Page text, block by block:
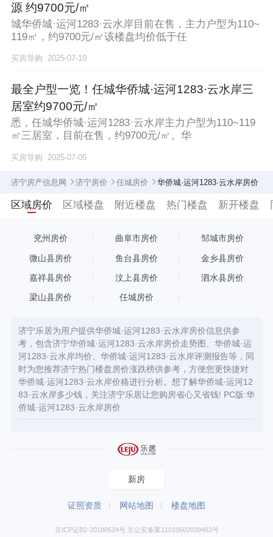
源 约9700元/㎡
城华侨城·运河1283·云水岸目前在售，主力户型为110~
119㎡，约9700元/㎡该楼盘均价低于任
买房导购 2025-07-10
最全户型一览！任城华侨城·运河1283·云水岸三
居室约9700元/㎡
悉，任城华侨城·运河1283·云水岸主力户型为110~119
㎡三居室，目前在售，约9700元/㎡。华
买房导购 2025-07-05
济宁房产信息网 济宁房价 任城房价 华侨城·运河1283·云水岸房价
区域房价 区域楼盘 附近楼盘 热门楼盘 新开楼盘
兖州房价 曲阜市房价 邹城市房价
微山县房价 鱼台县房价 金乡县房价
嘉祥县房价 汶上县房价 泗水县房价
梁山县房价 任城房价
济宁乐居为用户提供华侨城·运河1283·云水岸房价信息供参
考，包含济宁华侨城·运河1283·云水岸房价走势图、华侨城·运
河1283·云水岸均价、华侨城·运河1283·云水岸评测报告等，同
时为您推荐济宁热门楼盘房价涨跌榜供参考，方便您更快捷对
华侨城·运河1283·云水岸价格进行分析。想了解华侨城·运河12
83·云水岸多少钱，关注济宁乐居让您购房省心又省钱! PC版:华
侨城·运河1283·云水岸房价
新房
证照资质 网站地图 楼盘地图
京ICP证B2-20180524号 京公安备案11010502039463号